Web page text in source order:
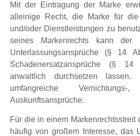
Mit der Eintragung der Marke
alleinige Recht, die Marke für die
und/oder Dienstleistungen zu
seines Markenrechts kann der
Unterlassungsansprüche (§ 14
Schadenersatzansprüche (§
anwaltlich durchsetzen lassen.
umfangreiche
Auskunftsansprüche.
Für die in einem Markenrechtsstreit
häufig von großem Interesse, das